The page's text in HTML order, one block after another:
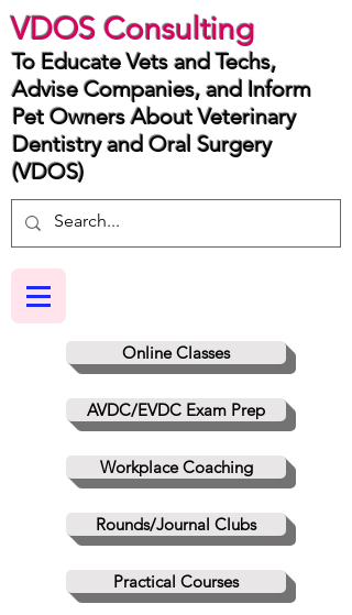
VDOS Consulting
Online Classes
AVDC/EVDC Exam Prep
Workplace Coaching
Rounds/Journal Clubs
Practical Courses
To Educate Vets and Techs,
Advise Companies, and Inform
Pet Owners About Veterinary
Dentistry and Oral Surgery
(VDOS)